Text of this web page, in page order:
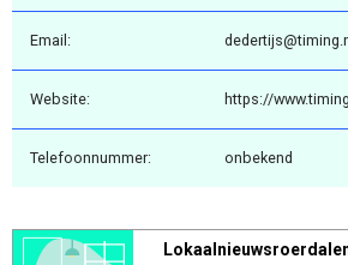
Email:
Website: https://
Telefoonnummer: onbekend